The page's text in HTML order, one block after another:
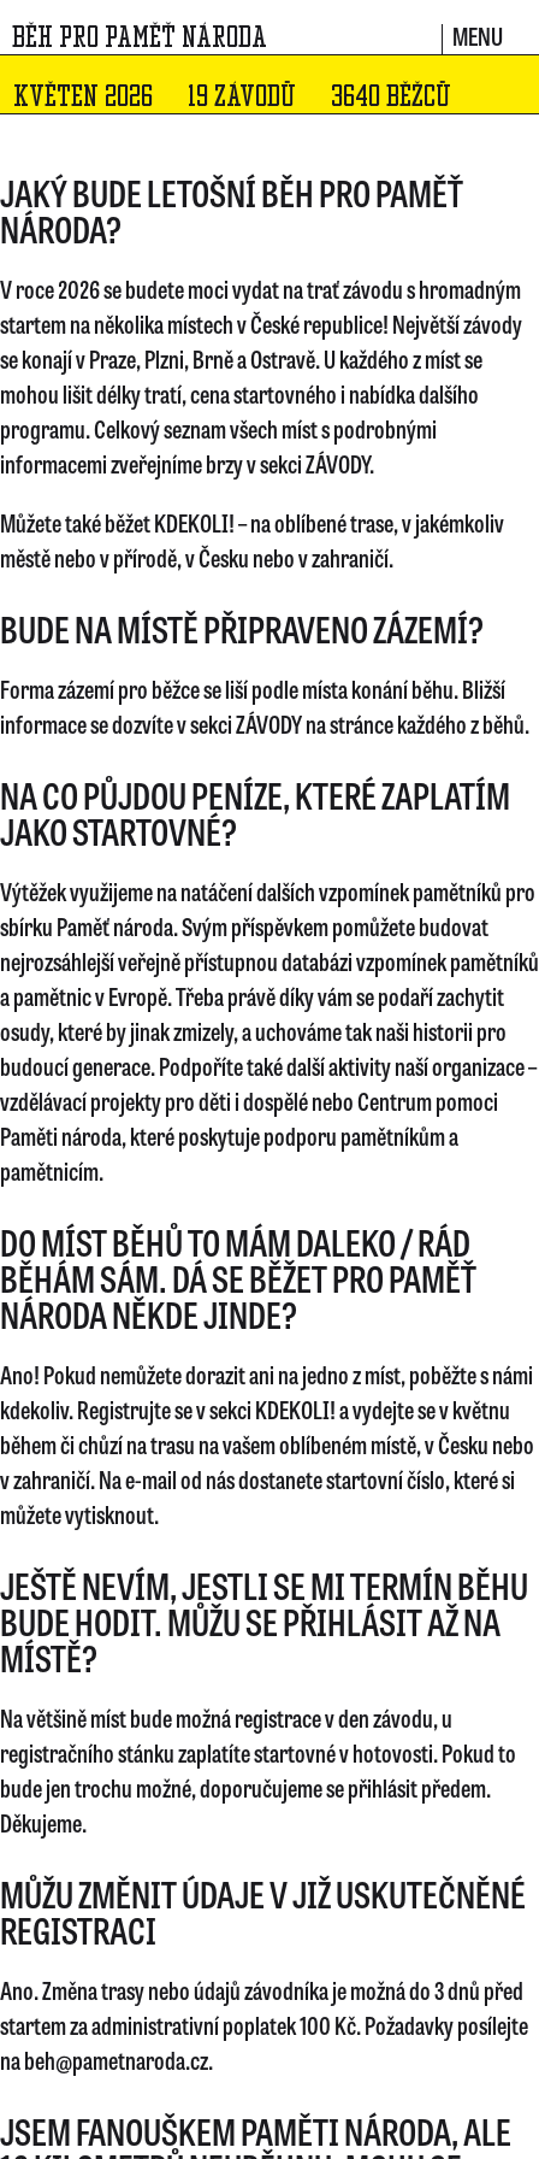
BĚH PRO PAMĚŤ NÁRODA MENU
KVĚTEN 2026 19 ZÁVODŮ 3640 BĚŽCŮ
JAKÝ BUDE LETOŠNÍ BĚH PRO PAMĚŤ
NÁRODA?
V roce 2026 se budete moci vydat na trať závodu s hromadným
startemna několika místech v České republice! Největší závody
se konají v Praze, Plzni, Brně a Ostravě. U každého z míst se
mohou lišit délky tratí, cena startovného i nabídka dalšího
programu. Celkový seznam všech míst s podrobnými
informacemi zveřejníme brzy v sekci ZÁVODY.
Můžete také běžet KDEKOLI! – na oblíbené trase, v jakémkoliv
městě nebo v přírodě, v Česku nebo v zahraničí.
BUDE NA MÍSTĚ PŘIPRAVENO ZÁZEMÍ?
Forma zázemí pro běžce se liší podle místa konání běhu. Bližší
informace se dozvíte v sekci ZÁVODY na stránce každého z běhů.
NA CO PŮJDOU PENÍZE, KTERÉ ZAPLATÍM
JAKO STARTOVNÉ?
Výtěžek využijeme na natáčení dalších vzpomínek pamětníků pro
sbírku Paměť národa. Svým příspěvkem pomůžete budovat
nejrozsáhlejší veřejně přístupnou databázi vzpomínek pamětníků
a pamětnic v Evropě. Třeba právě díky vám se podaří zachytit
osudy, které by jinak zmizely, a uchováme tak naši historii pro
budoucí generace. Podpoříte také další aktivity naší organizace –
vzdělávací projekty pro děti i dospělé nebo Centrum pomoci
Paměti národa, které poskytuje podporu pamětníkům a
pamětnicím.
DO MÍST BĚHŮ TO MÁM DALEKO / RÁD
BĚHÁM SÁM. DÁ SE BĚŽET PRO PAMĚŤ
NÁRODA NĚKDE JINDE?
Ano! Pokud nemůžete dorazit ani na jedno z míst, poběžte s námi
kdekoliv. Registrujte se v sekci KDEKOLI! a vydejte se v květnu
během či chůzí na trasu na vašem oblíbeném místě, v Česku nebo
v zahraničí. Na e-mail od nás dostanete startovní číslo, které si
můžete vytisknout.
JEŠTĚ NEVÍM, JESTLI SE MI TERMÍN BĚHU
BUDE HODIT. MŮŽU SE PŘIHLÁSIT AŽ NA
MÍSTĚ?
Na většině míst bude možná registrace v den závodu, u
registračního stánku zaplatíte startovné v hotovosti. Pokud to
bude jen trochu možné, doporučujeme se přihlásit předem.
Děkujeme.
MŮŽU ZMĚNIT ÚDAJE V JIŽ USKUTEČNĚNÉ
REGISTRACI
Ano. Změna trasy nebo údajů závodníka je možná do 3 dnů před
startem za administrativní poplatek 100 Kč. Požadavky posílejte
na beh@pametnaroda.cz.
JSEM FANOUŠKEM PAMĚTI NÁRODA, ALE